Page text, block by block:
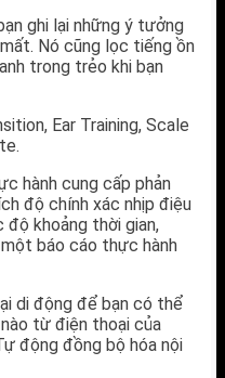
ghi lại những ý tưởng
Nó cũng lọc tiếng ồn
trong trẻo khi bạn
Ear Training, Scale
hành cung cấp phản
độ chính xác nhịp điệu
độ khoảng thời gian,
báo cáo thực hành
di động để bạn có thể
từ điện thoại của
động đồng bộ hóa nội